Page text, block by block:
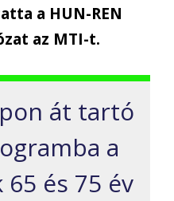
a HUN-REN
az MTI-t.
át tartó
a
és 75 év